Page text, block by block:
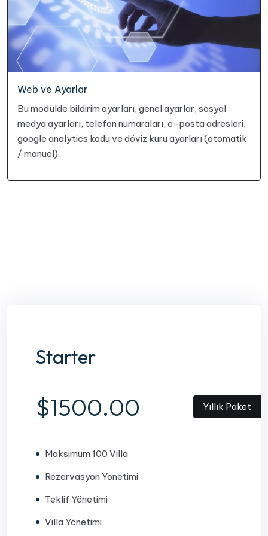
Web ve Ayarlar
Bu modülde bildirim ayarları, genel ayarlar, sosyal
medya ayarları, telefon numaraları, e-posta adresleri,
google analytics kodu ve döviz kuru ayarları (otomatik
/ manuel).
Starter
$1500.00 Yıllık Paket
Maksimum 100 Villa
Rezervasyon Yönetimi
Teklif Yönetimi
Villa Yönetimi